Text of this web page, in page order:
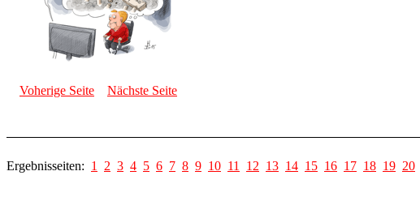
Voherige Seite Nächste Seite
Ergebnisseiten: 1 2 3 4 5 6 7 8 9 10 11 12 13 14 15 16 17 18 19 20